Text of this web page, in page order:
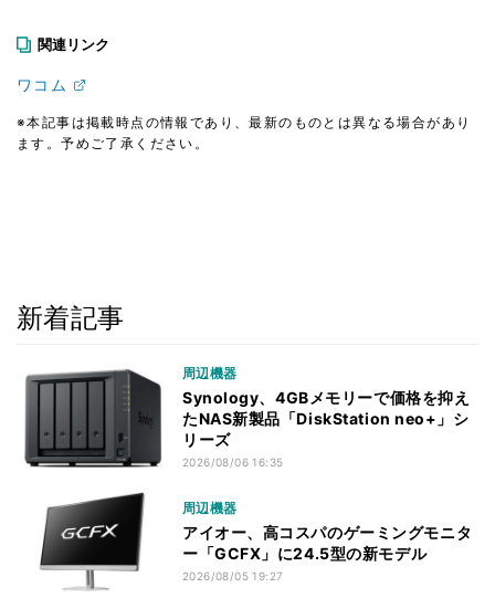
関連リンク
ワコム
※本記事は掲載時点の情報であり、最新のものとは異なる場合があり
ます。予めご了承ください。
新着記事
周辺機器
Synology、4GBメモリーで価格を抑え
たNAS新製品「DiskStation neo+」シ
リーズ
2026/08/06 16:35
周辺機器
アイオー、高コスパのゲーミングモニタ
ー「GCFX」に24.5型の新モデル
2026/08/05 19:27